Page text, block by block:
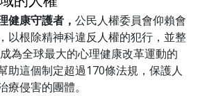
健康守護者， 公民人權委員會仰賴會
以根除精神科違反人權的犯行，並整
為全球最大的心理健康改革運動的
助這個制定超過170條法規，保護人
侵害的團體。